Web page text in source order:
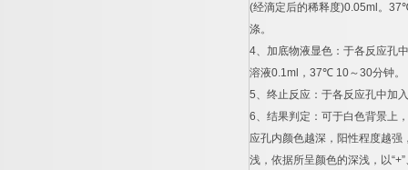
(经滴定后的稀释度)0.05ml 。 37
涤。
4、加底物液显色：于各反应孔
溶液0.1ml ， 37℃ 10～30分钟。
5、终止反应：于各反应孔中加入
6、结果判定：可于白色背景上
应孔内颜色越深，阳性程度越强
浅，依据所呈颜色的深浅，以“+”